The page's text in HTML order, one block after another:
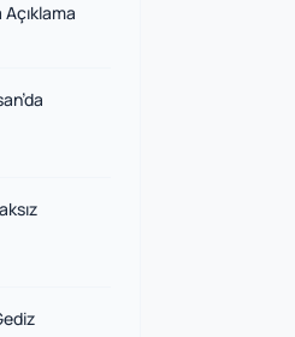
Açıklama